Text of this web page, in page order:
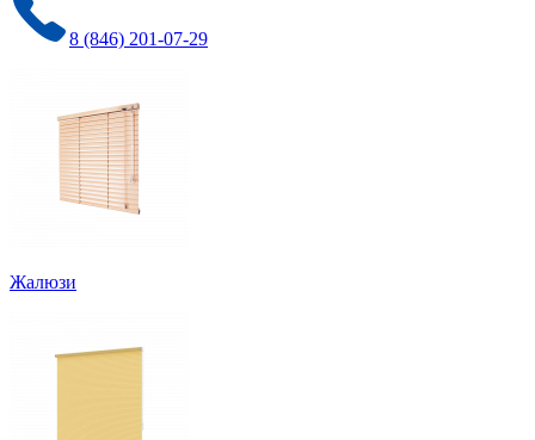
8 (846) 201-07-29
Жалюзи